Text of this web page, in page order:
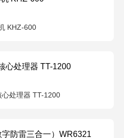
KHZ-600
心处理器 TT-1200